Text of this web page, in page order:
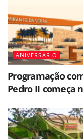
ANIVERSÁRIO
Programação
Pedro II começa